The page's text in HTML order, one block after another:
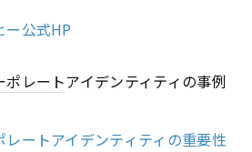
ー公式HP
ポレートアイデンティティの事例
ートアイデンティティの重要性